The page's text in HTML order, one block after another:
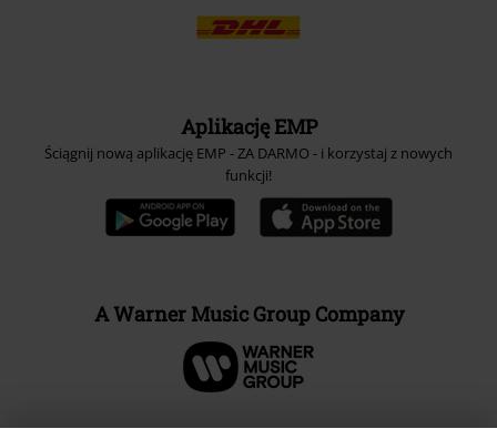
Aplikację EMP
Ściągnij nową aplikację EMP - ZA DARMO - i korzystaj z nowych
funkcji!
A Warner Music Group Company